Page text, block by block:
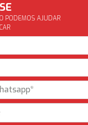
PODEMOS AJUDAR